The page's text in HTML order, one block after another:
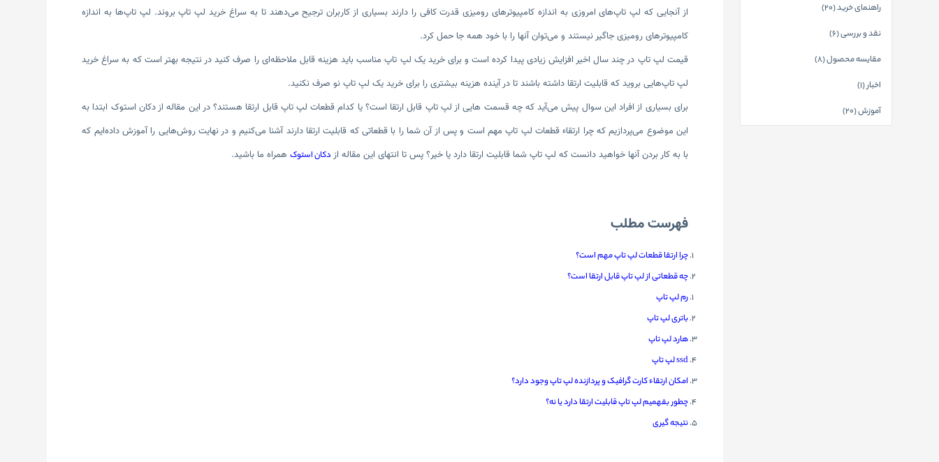
از آنجایی که لپ تاپ‌های امروزی به اندازه کامپیوترهای رومیزی قدرت کافی را دارند بسیاری از کاربران ترجیح می‌دهند تا به سراغ خرید لپ تاپ بروند. لپ تاپ‌ها به اندازه
کامپیوتر‌های رومیزی جاگیر نیستند و می‌توان آنها را با خود همه جا حمل کرد.
قیمت لپ تاپ در چند سال اخیر افزایش زیادی پیدا کرده است و برای خرید یک لپ تاپ مناسب باید هزینه قابل ملاحظه‌ای را صرف کنید در نتیجه بهتر است که به سراغ خرید
لپ تاپ‌هایی بروید که قابلیت ارتقا داشته باشند تا در آینده هزینه بیشتری را برای خرید یک لپ تاپ نو صرف نکنید.
برای بسیاری از افراد این سوال پیش می‌آید که چه قسمت هایی از لپ تاپ قابل ارتقا است؟ یا کدام قطعات لپ تاپ قابل ارتقا هستند؟ در این مقاله از دکان استوک ابتدا به
این موضوع می‌پردازیم که چرا ارتقاء قطعات لپ تاپ مهم است و پس از آن شما را با قطعاتی که قابلیت ارتقا دارند آشنا می‌کنیم و در نهایت روش‌هایی را آموزش داده‌ایم که
با به کار بردن آنها خواهید دانست که لپ تاپ شما قابلیت ارتقا دارد یا خیر؟ پس تا انتهای این مقاله از دکان استوک همراه ما باشید.
فهرست مطلب
چرا ارتقا قطعات لپ تاپ مهم است؟
چه قطعاتی از لپ تاپ قابل ارتقا است؟
رم لپ تاپ
باتری لپ تاپ
هارد لپ تاپ
ssd لپ تاپ
امکان ارتقاء کارت گرافیک و پردازنده لپ تاپ وجود دارد؟
چطور بفهمیم لپ تاپ قابلیت ارتقا دارد یا نه؟
نتیجه گیری
راهنمای خرید (20)
نقد و بررسی (6)
مقایسه محصول (8)
اخبار (1)
آموزش (20)